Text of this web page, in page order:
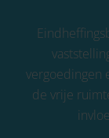
vergoedingen
de vrije